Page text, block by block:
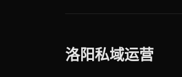
洛阳私域运营